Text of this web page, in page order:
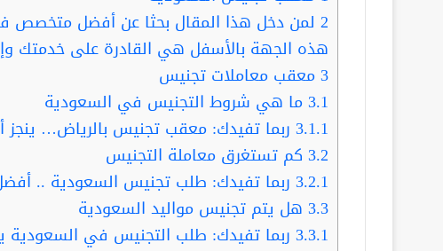
2 لمن دخل هذا المقال بحثا عن أفضل متخصص
هذه الجهة بالأسفل هي القادرة على خدمتك
3معقب معاملات تجنيس
3.1ما هي شروط التجنيس في السعودية
3.1.1 ربما تفيدك: معقب تجنيس بالرياض… ينجز
3.2 كم تستغرق معاملة التجنيس
3.2.1 ربما تفيدك: طلب تجنيس السعودية ..
3.3 هل يتم تجنيس مواليد السعودية
3.3.1 ربما تفيدك: طلب التجنيس في السعودية